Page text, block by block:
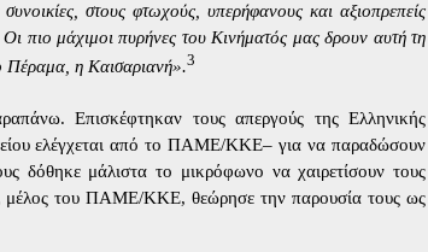
στους φτωχούς, υπερήφανους και αξιοπρεπείς
πιο μάχιμοι πυρήνες του Κινήματός μας δρουν αυτή τη
Πέραμα, η Καισαριανή».3
Επισκέφτηκαν τους απεργούς της Ελληνικής
ελέγχεται από το ΠΑΜΕ/ΚΚΕ– για να παραδώσουν
δόθηκε μάλιστα το μικρόφωνο να χαιρετίσουν τους
μέλος του ΠΑΜΕ/ΚΚΕ, θεώρησε την παρουσία τους ως